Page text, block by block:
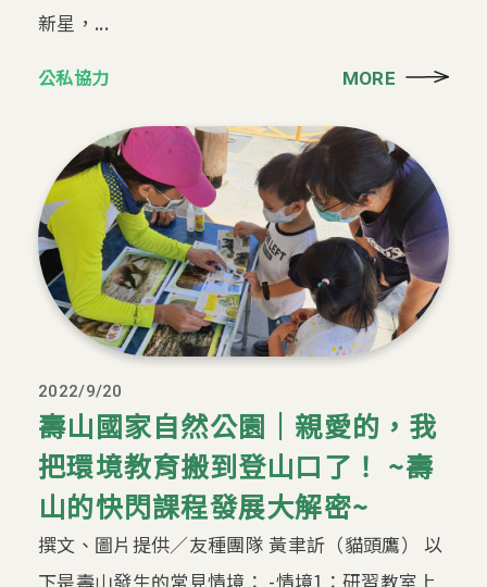
新星，...
公私協力 MORE
2022/9/20
壽山國家自然公園｜親愛的，我
把環境教育搬到登山口了！ ~壽
山的快閃課程發展大解密~
撰文、圖片提供／友種團隊 黃聿訢（貓頭鷹） 以
下是壽山發生的常見情境： -情境1：研習教室上